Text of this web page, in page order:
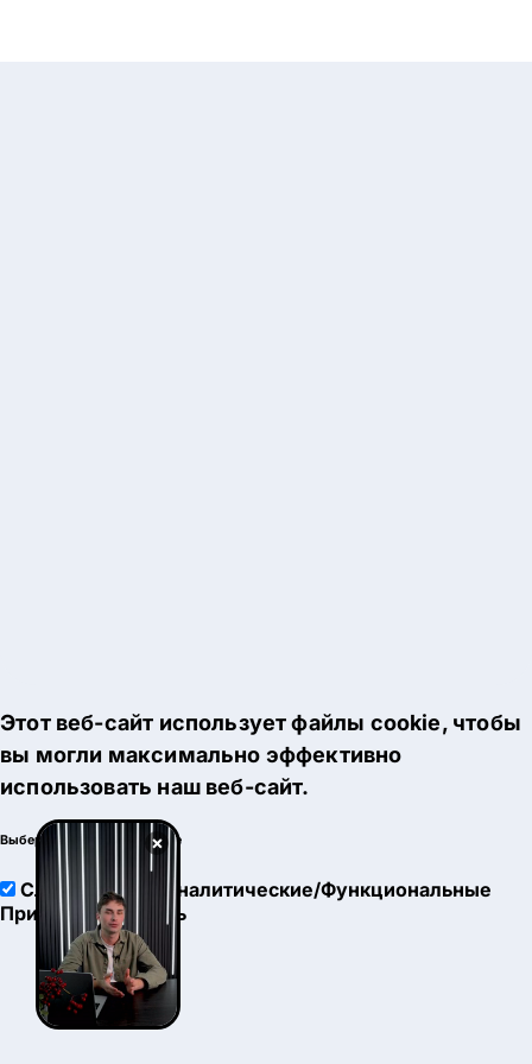
×
Этот веб-сайт использует файлы cookie, чтобы
вы могли максимально эффективно
использовать наш веб-сайт.
Выберите настройки cookie
Служебные
Аналитические/Функциональные
Принять
Настроить